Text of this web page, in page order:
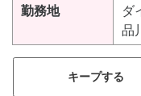
勤務地
ダ
品
キープする